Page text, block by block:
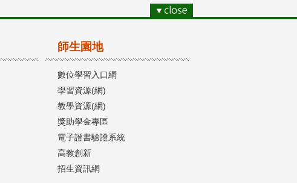
師生園地
數位學習入口網
學習資源(網)
教學資源(網)
獎助學金專區
電子證書驗證系統
高教創新
招生資訊網